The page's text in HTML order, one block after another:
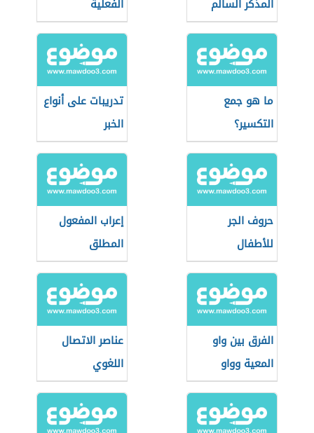
المذكر السالم الفعلية
ما هو جمع
التكسير؟
تدريبات على أنواع
الخبر
حروف الجر
للأطفال
إعراب المفعول
المطلق
الفرق بين واو
المعية وواو
العطف
عناصر الاتصال
اللغوي